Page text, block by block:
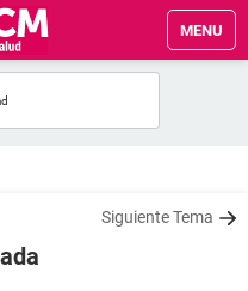
MENU
Siguiente Tema